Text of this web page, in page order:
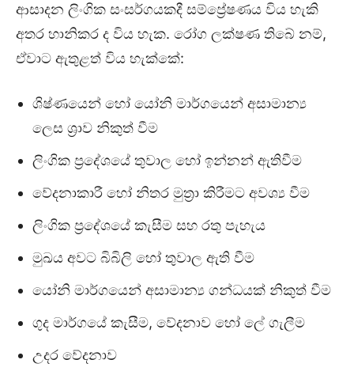
ආසාදන ලිංගික සංසර්ගයකදී සම්ප්‍රේෂණය විය හැකි
අතර හානිකර ද විය හැක. රෝග ලක්ෂණ තිබේ නම්,
ඒවාට ඇතුළත් විය හැක්කේ:
ශිෂ්ණයෙන් හෝ යෝනි මාර්ගයෙන් අසාමාන්‍ය
ලෙස ශ්‍රාව නිකුත් වීම
ලිංගික ප්‍රදේශයේ තුවාල හෝ ඉන්නන් ඇතිවීම
වේදනාකාරී හෝ නිතර මුත්‍රා කිරීමට අවශ්‍ය වීම
ලිංගික ප්‍රදේශයේ කැසීම සහ රතු පැහැය
මුඛය අවට බිබිලි හෝ තුවාල ඇති වීම
යෝනි මාර්ගයෙන් අසාමාන්‍ය ගන්ධයක් නිකුත් වීම
ගුද මාර්ගයේ කැසීම, වේදනාව හෝ ලේ ගැලීම
උදර වේදනාව